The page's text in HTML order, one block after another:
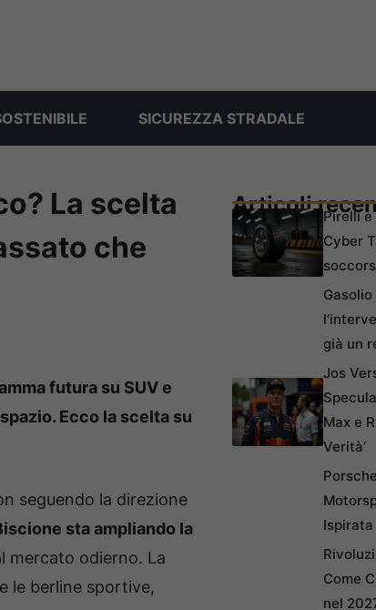
SICUREZZA STRADALE
La scelta
che
futura su SUV e
Ecco la scelta su
seguendo la direzione
sta ampliando la
mercato odierno. La
le berline sportive,
Articoli
Pirelli
Cyber
già un
Jos
Max e
Verità’
Ispirata
Come
nel